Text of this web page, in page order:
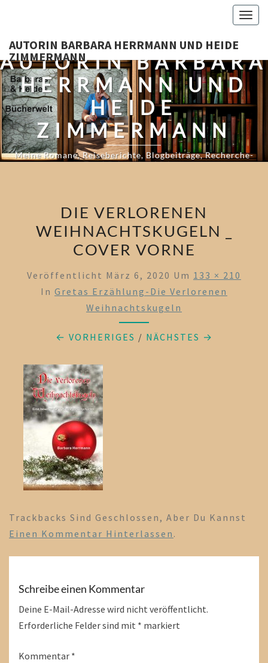
content
AUTORIN BARBARA HERRMANN UND HEIDE
ZIMMERMANN
AUTORIN BARBARA
HERRMANN UND
HEIDE
ZIMMERMANN
Meine Romane, Reiseberichte, Blogbeiträge, Recherche-
Tagebücher Und Mehr…
DIE VERLORENEN
WEIHNACHTSKUGELN _
COVER VORNE
Veröffentlicht März 6, 2020 Um 133 × 210
In Gretas Erzählung-Die Verlorenen
Weihnachtskugeln
← VORHERIGES / NÄCHSTES →
Trackbacks Sind Geschlossen, Aber Du Kannst
Einen Kommentar Hinterlassen .
Schreibe einen Kommentar
Deine E-Mail-Adresse wird nicht veröffentlicht.
Erforderliche Felder sind mit * markiert
Kommentar *